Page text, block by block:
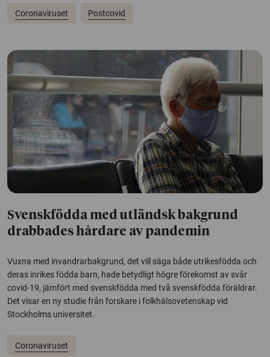
Coronaviruset Postcovid
Svenskfödda med utländsk bakgrund
drabbades hårdare av pandemin
Vuxna med invandrarbakgrund, det vill säga både utrikesfödda och
deras inrikes födda barn, hade betydligt högre förekomst av svår
covid-19, jämfört med svenskfödda med två svenskfödda föräldrar.
Det visar en ny studie från forskare i folkhälsovetenskap vid
Stockholms universitet.
Coronaviruset